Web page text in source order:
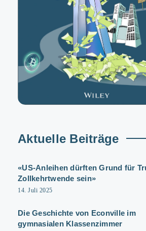
Aktuelle Beiträge
«US-Anleihen dürften Grund für
Zollkehrtwende sein»
14. Juli 2025
Die Geschichte von Econville im
gymnasialen Klassenzimmer